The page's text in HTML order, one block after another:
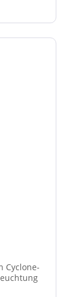
Cyclone-